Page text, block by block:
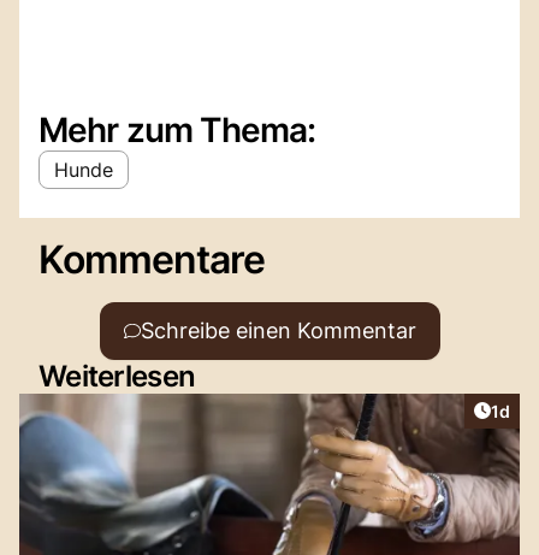
Mehr zum Thema:
Hunde
Kommentare
Schreibe einen Kommentar
Weiterlesen
1d